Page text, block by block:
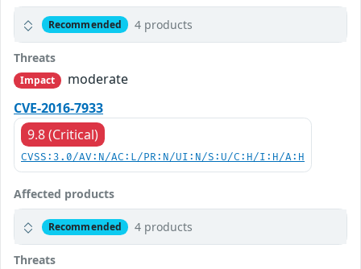
Recommended 4 products
Threats
Impact
moderate
CVE-2016-7933
9.8 (Critical)
CVSS:3.0/AV:N/AC:L/PR:N/UI:N/S:U/C:H/I:H/A:H
Affected products
Recommended 4 products
Threats